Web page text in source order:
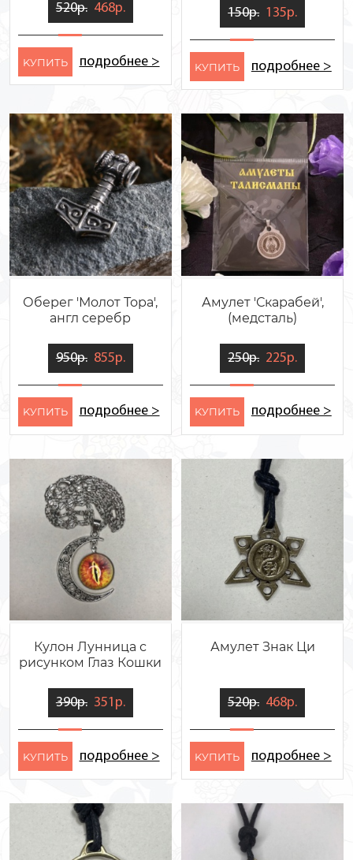
520р. 468р.
KУПИТЬ подробнее >
150р. 135р.
KУПИТЬ подробнее >
Оберег 'Молот Тора',
англ серебр
950р. 855р.
KУПИТЬ подробнее >
Амулет 'Скарабей',
(медсталь)
250р. 225р.
KУПИТЬ подробнее >
Кулон Лунница с
рисунком Глаз Кошки
390р. 351р.
KУПИТЬ подробнее >
Амулет Знак Ци
520р. 468р.
KУПИТЬ подробнее >